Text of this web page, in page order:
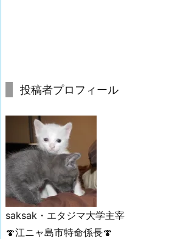
投稿者プロフィール
saksak・ エタジマ大学主宰
🍄江ニャ島市特命係長🍄